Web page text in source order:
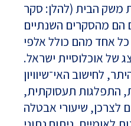
משק הבית (להלן: סקר
הם מהסקרים השנתיים
אחד מהם כולל אלפי
של אוכלוסיית ישראל.
לחישוב האי־שיוויון
התפלגות תעסוקתית,
לצרכן, שיעורי אבטלה